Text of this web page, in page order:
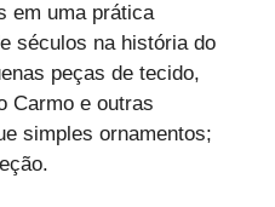
em uma prática
séculos na história do
peças de tecido,
Carmo e outras
simples ornamentos;